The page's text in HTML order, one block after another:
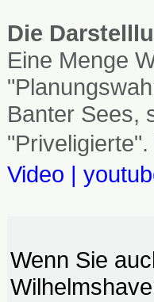
Die
Eine Menge
Banter Sees,
Video |
Wenn Sie